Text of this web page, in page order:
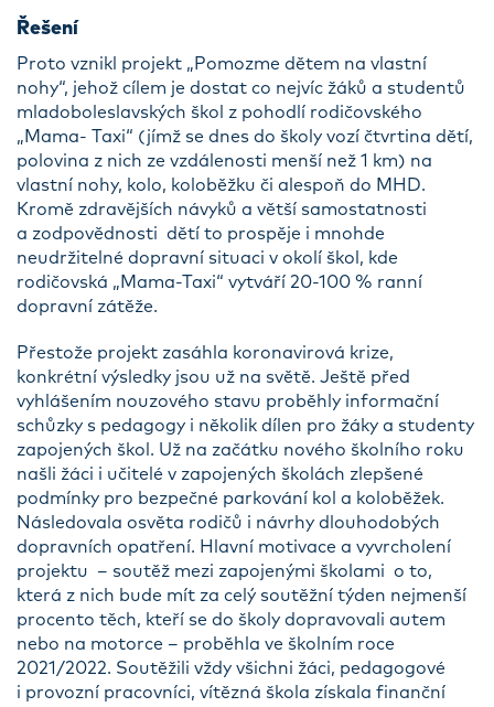
Řešení
Proto vznikl projekt „Pomozme dětem na vlastní
nohy“, jehož cílem je dostat co nejvíc žáků a studentů
mladoboleslavských škol z pohodlí rodičovského
„Mama- Taxi“ (jímž se dnes do školy vozí čtvrtina dětí,
polovina z nich ze vzdálenosti menší než 1 km) na
vlastní nohy, kolo, koloběžku či alespoň do MHD.
Kromě zdravějších návyků a větší samostatnosti
a zodpovědnosti dětí to prospěje i mnohde
neudržitelné dopravní situaci v okolí škol, kde
rodičovská „Mama-Taxi“ vytváří 20-100 % ranní
dopravní zátěže.
Přestože projekt zasáhla koronavirová krize,
konkrétní výsledky jsou už na světě. Ještě před
vyhlášením nouzového stavu proběhly informační
schůzky s pedagogy i několik dílen pro žáky a studenty
zapojených škol. Už na začátku nového školního roku
našli žáci i učitelé v zapojených školách zlepšené
podmínky pro bezpečné parkování kol a koloběžek.
Následovala osvěta rodičů i návrhy dlouhodobých
dopravních opatření. Hlavní motivace a vyvrcholení
projektu – soutěž mezi zapojenými školami o to,
která z nich bude mít za celý soutěžní týden nejmenší
procento těch, kteří se do školy dopravovali autem
nebo na motorce – proběhla ve školním roce
2021/2022. Soutěžili vždy všichni žáci, pedagogové
i provozní pracovníci, vítězná škola získala finanční